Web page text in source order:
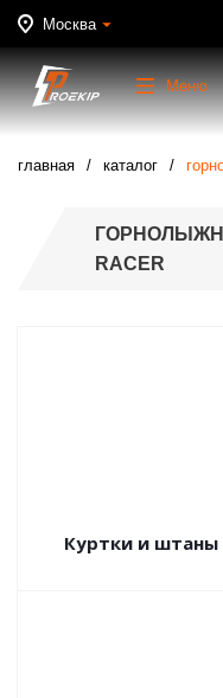
Москва
Меню
главная каталог
RACER
Куртки и штаны